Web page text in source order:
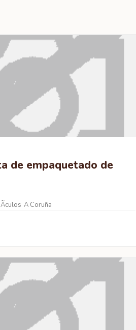
de empaquetado de
A Coruña